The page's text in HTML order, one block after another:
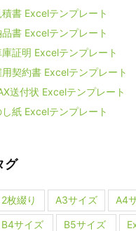
積書 Excelテンプレート
品書 Excelテンプレート
庫証明 Excelテンプレート
用契約書 Excelテンプレート
送付状 Excelテンプレート
し紙 Excelテンプレート
グ
2枚綴り A3サイズ A4
B4サイズ B5サイズ